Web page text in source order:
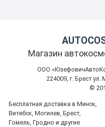
Магазин
ООО
224009, г. Брест
©
Бесплатная доставка в Минск,
Витебск, Могилев, Брест,
Гомель, Гродно и другие